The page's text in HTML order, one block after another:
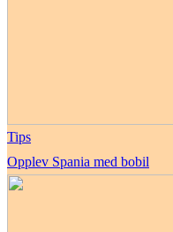
Tips
Opplev Spania med bobil